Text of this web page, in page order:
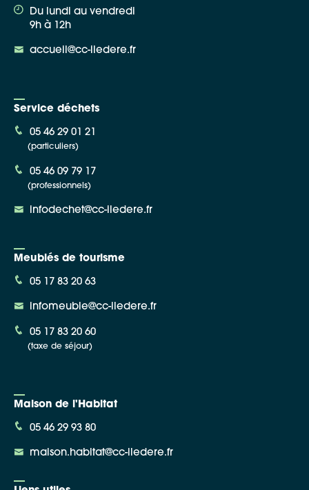
Du lundi au vendredi
9h à 12h
accueil@cc-iledere.fr
Service déchets
05 46 29 01 21
(particuliers)
05 46 09 79 17
(professionnels)
infodechet@cc-iledere.fr
Meublés de tourisme
05 17 83 20 63
infomeuble@cc-iledere.fr
05 17 83 20 60
(taxe de séjour)
Maison de l'Habitat
05 46 29 93 80
maison.habitat@cc-iledere.fr
Apple Plans